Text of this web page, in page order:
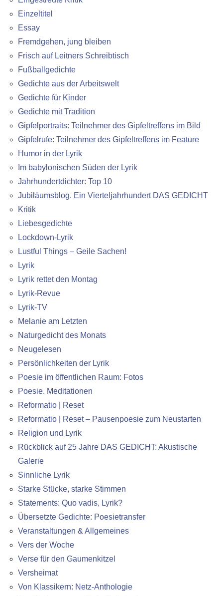
Einzeltitel
Essay
Fremdgehen, jung bleiben
Frisch auf Leitners Schreibtisch
Fußballgedichte
Gedichte aus der Arbeitswelt
Gedichte für Kinder
Gedichte mit Tradition
Gipfelportraits: Teilnehmer des Gipfeltreffens im Bild
Gipfelrufe: Teilnehmer des Gipfeltreffens im Feature
Humor in der Lyrik
Im babylonischen Süden der Lyrik
Jahrhundertdichter: Top 10
Jubiläumsblog. Ein Vierteljahrhundert DAS GEDICHT
Kritik
Liebesgedichte
Lockdown-Lyrik
Lustful Things – Geile Sachen!
Lyrik
Lyrik rettet den Montag
Lyrik-Revue
Lyrik-TV
Melanie am Letzten
Naturgedicht des Monats
Neugelesen
Persönlichkeiten der Lyrik
Poesie im öffentlichen Raum: Fotos
Poesie. Meditationen
Reformatio | Reset
Reformatio | Reset – Pausenpoesie zum Neustarten
Religion und Lyrik
Rückblick auf 25 Jahre DAS GEDICHT: Akustische
Galerie
Sinnliche Lyrik
Starke Stücke, starke Stimmen
Statements: Quo vadis, Lyrik?
Übersetzte Gedichte: Poesietransfer
Veranstaltungen & Allgemeines
Vers der Woche
Verse für den Gaumenkitzel
Versheimat
Von Klassikern: Netz-Anthologie